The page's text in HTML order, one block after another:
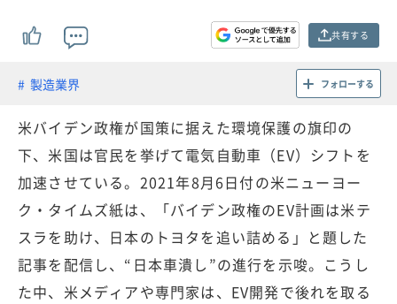
共有する
製造業界 フォローする
米バイデン政権が国策に据えた環境保護の旗印の
下、米国は官民を挙げて電気自動車（EV）シフトを
加速させている。2021年8月6日付の米ニューヨー
ク・タイムズ紙は、「バイデン政権のEV計画は米テ
スラを助け、日本のトヨタを追い詰める」と題した
記事を配信し、“日本車潰し”の進行を示唆。こうし
た中、米メディアや専門家は、EV開発で後れを取る